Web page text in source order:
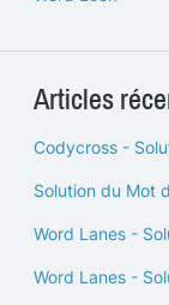
Articles
Codycross -
Solution du Mot
Word Lanes -
Word Lanes -